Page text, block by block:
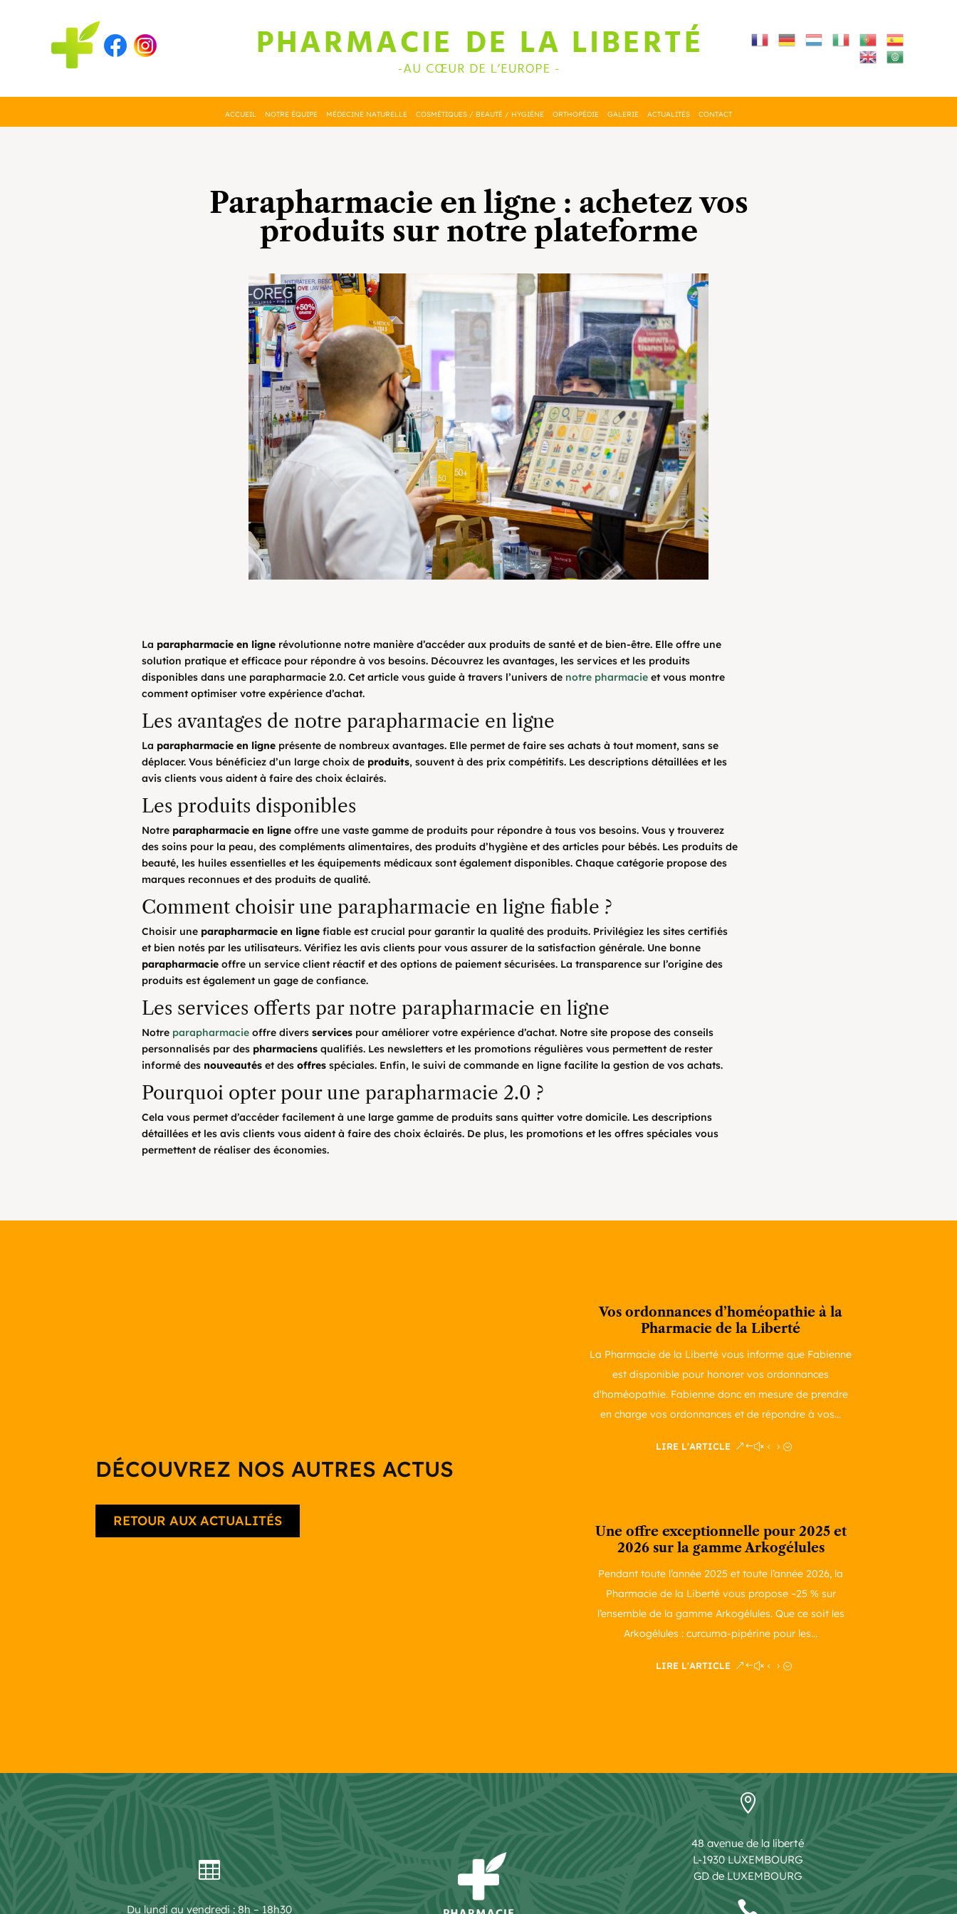
ACCUEIL NOTRE ÉQUIPE MÉDECINE NATURELLE COSMÉTIQUES / BEAUTÉ / HYGIÈNE ORTHOPÉDIE GALERIE ACTUALITÉS CONTACT
Parapharmacie en ligne : achetez vos
produits sur notre plateforme
La parapharmacie en lignerévolutionne notre manière d’accéder aux produits de santé et de bien-être. Elle offre une
solution pratique et efficace pour répondre à vos besoins. Découvrez les avantages, les services et les produits
disponibles dans une parapharmacie 2.0. Cet article vous guide à travers l’univers de notre pharmacieet vous montre
comment optimiser votre expérience d’achat.
Les avantages de notre parapharmacie en ligne
La parapharmacie en ligneprésente de nombreux avantages. Elle permet de faire ses achats à tout moment, sans se
déplacer. Vous bénéficiez d’un large choix de produits, souvent à des prix compétitifs. Les descriptions détaillées et les
avis clients vous aident à faire des choix éclairés.
Les produits disponibles
Notre parapharmacie en ligneoffre une vaste gamme de produits pour répondre à tous vos besoins. Vous y trouverez
des soins pour la peau, des compléments alimentaires, des produits d’hygiène et des articles pour bébés. Les produits de
beauté, les huiles essentielles et les équipements médicaux sont également disponibles. Chaque catégorie propose des
marques reconnues et des produits de qualité.
Comment choisir une parapharmacie en ligne fiable ?
Choisir une parapharmacie en lignefiable est crucial pour garantir la qualité des produits. Privilégiez les sites certifiés
et bien notés par les utilisateurs. Vérifiez les avis clients pour vous assurer de la satisfaction générale. Une bonne
parapharmacieoffre un service client réactif et des options de paiement sécurisées. La transparence sur l’origine des
produits est également un gage de confiance.
Les services offerts par notre parapharmacie en ligne
Notre parapharmacieoffre divers servicespour améliorer votre expérience d’achat. Notre site propose des conseils
personnalisés par despharmaciensqualifiés. Les newsletters et les promotions régulières vous permettent de rester
informé desnouveautéset des offresspéciales. Enfin, le suivi de commande en ligne facilite la gestion de vos achats.
Pourquoi opter pour une parapharmacie 2.0 ?
Cela vous permet d’accéder facilement à une large gamme de produits sans quitter votre domicile. Les descriptions
détaillées et les avis clients vous aident à faire des choix éclairés. De plus, les promotions et les offres spéciales vous
permettent de réaliser des économies.
DÉCOUVREZ NOS AUTRES ACTUS
RETOUR AUX ACTUALITÉS
Vos ordonnances d’homéopathie à la
Pharmacie de la Liberté
La Pharmacie de la Liberté vous informe que Fabienne
est disponible pour honorer vos ordonnances
d'homéopathie. Fabienne donc en mesure de prendre
en charge vos ordonnances et de répondre à vos...
LIRE L'ARTICLE
Une offre exceptionnelle pour 2025 et
2026 sur la gamme Arkogélules
Pendant toute l’année 2025 et toute l’année 2026, la
Pharmacie de la Liberté vous propose –25 % sur
l’ensemble de la gamme Arkogélules. Que ce soit les
Arkogélules : curcuma-pipérine pour les...
LIRE L'ARTICLE

Du lundi au vendredi : 8h – 18h30

48 avenue de la liberté
L-1930 LUXEMBOURG
GD de LUXEMBOURG
